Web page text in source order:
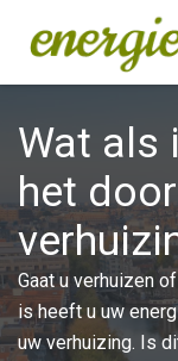
Wat als
het
Gaat u verhuizen
is heeft u uw
uw verhuizing. Is